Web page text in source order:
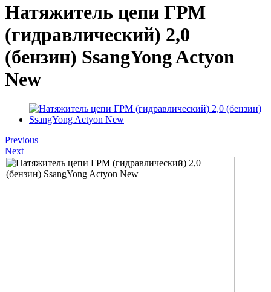
Натяжитель цепи ГРМ
(гидравлический) 2,0
(бензин) SsangYong Actyon
New
Previous
Next